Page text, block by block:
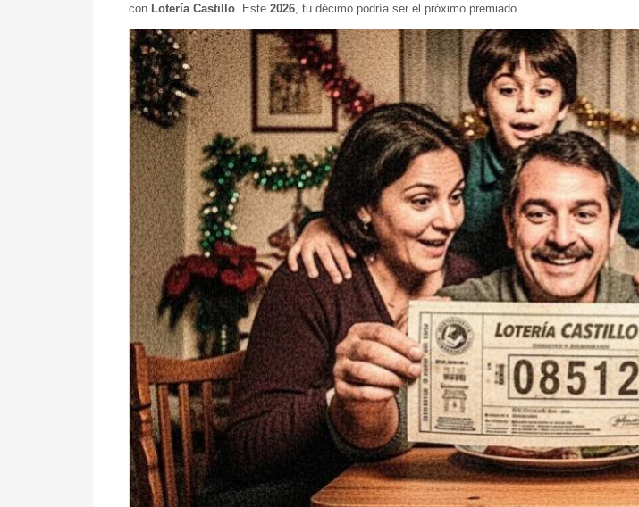
con Lotería Castillo. Este 2026, tu décimo podría ser el próximo premiado.